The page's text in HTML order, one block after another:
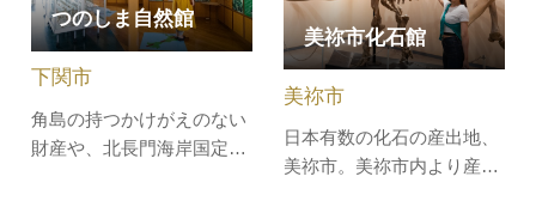
ます。幼少期を過ごした仙
崎にある記念館には、み
すゞの部屋のほか、カマド
信拠点として、吉田松陰、
高杉晋作をはじめ幕末維新
ほか、萩…
つのしま自然館
角島の持つかけがえのない
財産や、北長門海岸国定公
下関市
美祢市化石館
日本有数の化石の産出地、
美祢市。美祢市内より産出
美祢市